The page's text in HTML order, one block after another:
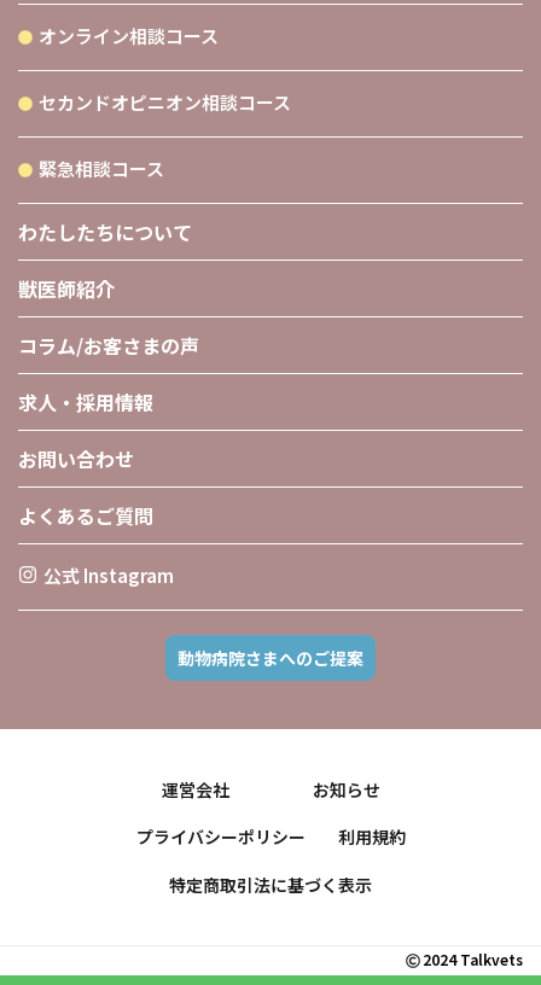
オンライン相談コース
セカンドオピニオン相談コース
緊急相談コース
わたしたちについて
獣医師紹介
コラム/お客さまの声
求人・採用情報
お問い合わせ
よくあるご質問
公式 Instagram
動物病院さまへのご提案
運営会社
お知らせ
プライバシーポリシー
利用規約
特定商取引法に基づく表示
2024 Talkvets